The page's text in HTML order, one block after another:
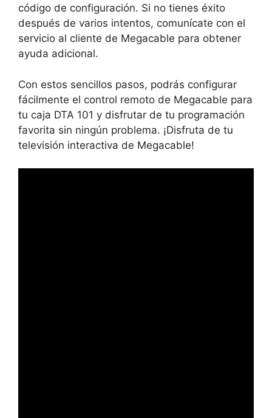
código de configuración. Si no tienes éxito
después de varios intentos, comunícate con el
servicio al cliente de Megacable para obtener
ayuda adicional.
Con estos sencillos pasos, podrás configurar
fácilmente el control remoto de Megacable para
tu caja DTA 101 y disfrutar de tu programación
favorita sin ningún problema. ¡Disfruta de tu
televisión interactiva de Megacable!